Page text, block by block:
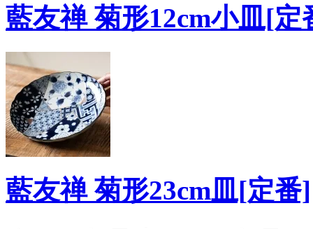
藍友禅 菊形12cm小皿[定
藍友禅 菊形23cm皿[定番]